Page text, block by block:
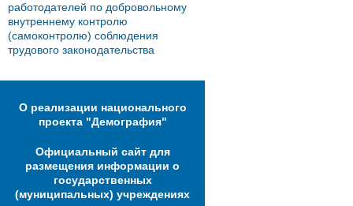
работодателей по добровольному
внутреннему контролю
(самоконтролю) соблюдения
трудового законодательства
О реализации национального
проекта "Демография"
Официальный сайт для
размещения информации о
государственных
(муниципальных) учреждениях